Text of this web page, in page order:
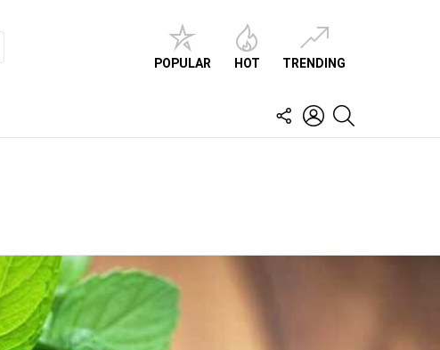
POPULAR HOT TRENDING
FOLLOW
US
LOGIN